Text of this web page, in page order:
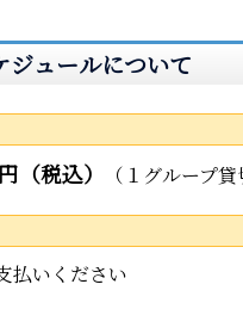
ジュールについて
（税込） （１グループ貸
払いください